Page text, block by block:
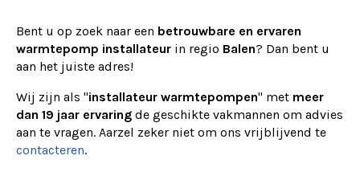
Bent u op zoek naar een betrouwbare en ervaren
warmtepomp installateur in regio Balen? Dan bent u
aan het juiste adres!
Wij zijn als "installateur warmtepompen" met meer
dan 19 jaar ervaring de geschikte vakmannen om advies
aan te vragen. Aarzel zeker niet om ons vrijblijvend te
contacteren.